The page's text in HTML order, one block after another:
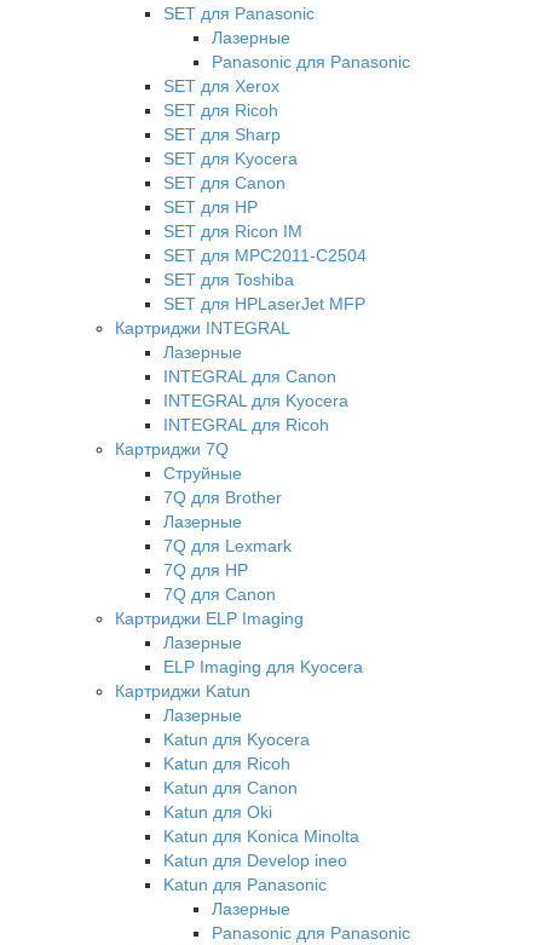
SET для Panasonic
Лазерные
Panasonic для Panasonic
SET для Xerox
SET для Ricoh
SET для Sharp
SET для Kyocera
SET для Canon
SET для HP
SET для Ricon IM
SET для MPC2011-C2504
SET для Toshiba
SET для HPLaserJet MFP
Картриджи INTEGRAL
Лазерные
INTEGRAL для Canon
INTEGRAL для Kyocera
INTEGRAL для Ricoh
Картриджи 7Q
Струйные
7Q для Brother
Лазерные
7Q для Lexmark
7Q для HP
7Q для Canon
Картриджи ELP Imaging
Лазерные
ELP Imaging для Kyocera
Картриджи Katun
Лазерные
Katun для Kyocera
Katun для Ricoh
Katun для Canon
Katun для Oki
Katun для Konica Minolta
Katun для Develop ineo
Katun для Panasonic
Лазерные
Panasonic для Panasonic